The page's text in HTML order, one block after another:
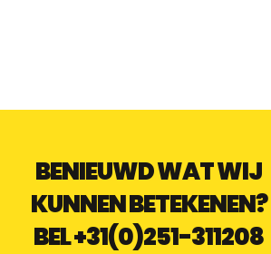
BENIEUWD WAT WIJ
KUNNEN BETEKENEN?
BEL+31(0)251-311208